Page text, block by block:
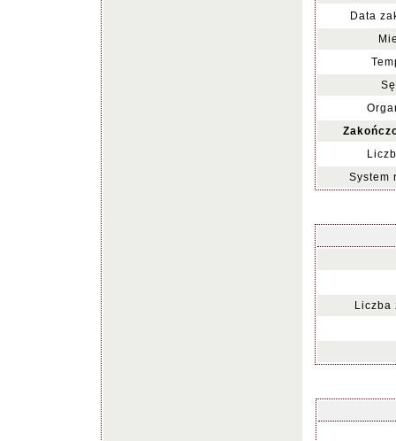
Data
System
Liczba